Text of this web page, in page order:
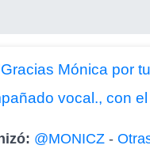
Mónica por
vocal., con
@MONICZ -